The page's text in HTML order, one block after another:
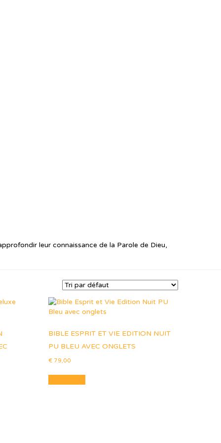
leur connaissance de la Parole de Dieu,
BIBLE ESPRIT ET VIE EDITION NUIT
PU BLEU AVEC ONGLETS
€ 79,00